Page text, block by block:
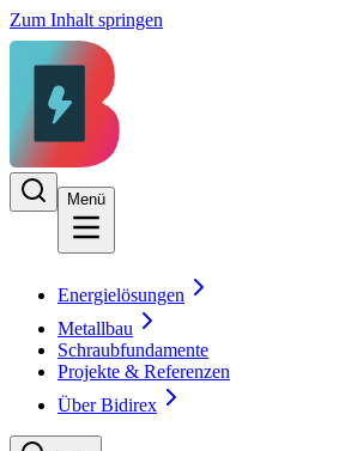
Zum Inhalt springen
Menü
Energielösungen
Metallbau
Schraubfundamente
Projekte & Referenzen
Über Bidirex